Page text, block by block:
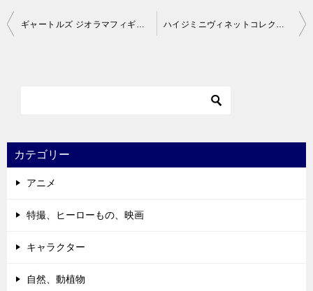
投
シ
ョ
ギャートルズ ジオラマフィギュア ハイジミニヴィネットコレクション２
カテゴリー
アニメ
特撮、ヒーローもの、映画
キャラクター
自然、動植物